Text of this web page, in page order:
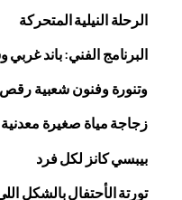
الرحلةالنيلية المتحركة
البرنامج الفني: باند
وتنورة وفنون شعبيةرقص
زجاجةمياة صغيرة
بيبسي كانز لكل فرد
تورتة الأحتفال بالشكل